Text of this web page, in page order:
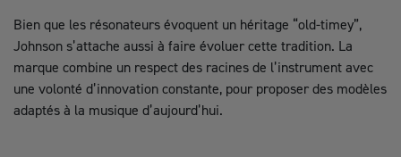
Bien que les résonateurs évoquent un héritage “old-timey”,
Johnson s’attache aussi à faire évoluer cette tradition. La
marque combine un respect des racines de l’instrument avec
une volonté d’innovation constante, pour proposer des modèles
adaptés à la musique d’aujourd’hui.